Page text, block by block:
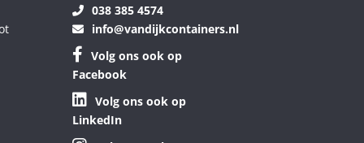
038 385 4574
info@vandijkcontainers.nl
Volg ons ook op
Facebook
Volg ons ook op
LinkedIn